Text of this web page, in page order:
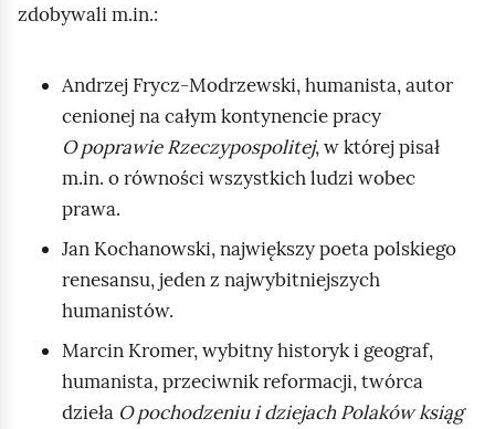
zdobywali m.in.:
Andrzej Frycz‑Modrzewski, humanista, autor
cenionej na całym kontynencie pracy
O poprawie Rzeczypospolitej, w której pisał
m.in. o równości wszystkich ludzi wobec
prawa.
Jan Kochanowski, największy poeta polskiego
renesansu, jeden z najwybitniejszych
humanistów.
Marcin Kromer, wybitny historyk i geograf,
humanista, przeciwnik reformacji, twórca
dzieła O pochodzeniu i dziejach Polaków ksiąg